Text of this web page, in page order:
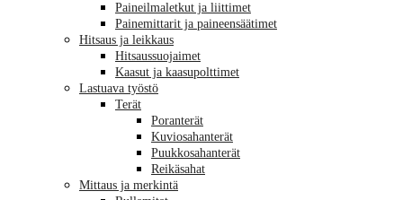
Paineilmaletkut ja liittimet
Painemittarit ja paineensäätimet
Hitsaus ja leikkaus
Hitsaussuojaimet
Kaasut ja kaasupolttimet
Lastuava työstö
Terät
Poranterät
Kuviosahanterät
Puukkosahanterät
Reikäsahat
Mittaus ja merkintä